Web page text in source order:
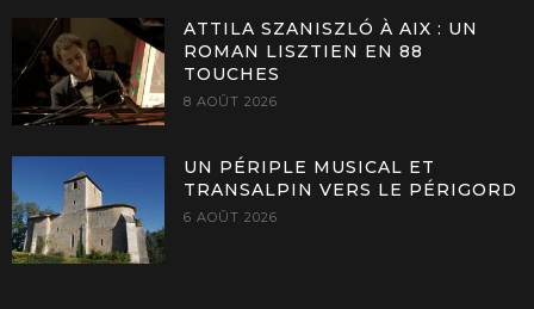
ATTILA SZANISZLÓ À AIX : UN
ROMAN LISZTIEN EN 88
TOUCHES
8 AOÛT 2026
UN PÉRIPLE MUSICAL ET
TRANSALPIN VERS LE PÉRIGORD
6 AOÛT 2026